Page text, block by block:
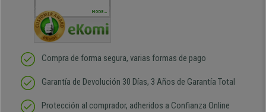
MORE...
Compra de forma segura, varias formas de pago
Garantía de Devolución 30 Días, 3 Años de Garantía Total
Protección al comprador, adheridos a Confianza Online